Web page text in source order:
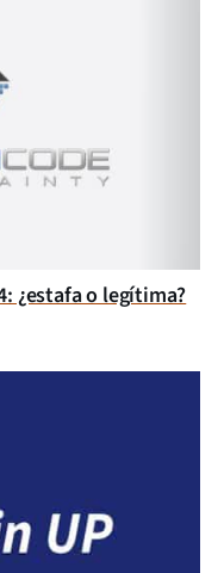
¿estafa o legítima?